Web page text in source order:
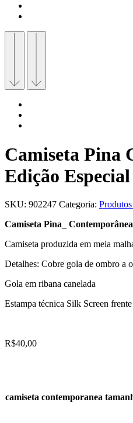
Camiseta Pina
Edição Especial
SKU: 902247 Categoria:
Camiseta Pina_
Camiseta produzida em meia
Detalhes: Cobre gola de ombro a
Gola em ribana canelada
Estampa técnica Silk Screen frente
R$40,00
camiseta contemporanea